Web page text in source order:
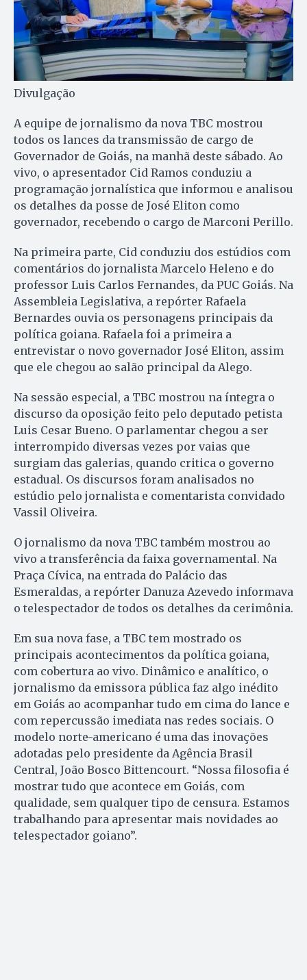
Divulgação
A equipe de jornalismo da nova TBC mostrou
todos os lances da transmissão de cargo de
Governador de Goiás, na manhã deste sábado. Ao
vivo, o apresentador Cid Ramos conduziu a
programação jornalística que informou e analisou
os detalhes da posse de José Eliton como
governador, recebendo o cargo de Marconi Perillo.
Na primeira parte, Cid conduziu dos estúdios com
comentários do jornalista Marcelo Heleno e do
professor Luis Carlos Fernandes, da PUC Goiás. Na
Assembleia Legislativa, a repórter Rafaela
Bernardes ouvia os personagens principais da
política goiana. Rafaela foi a primeira a
entrevistar o novo governador José Eliton, assim
que ele chegou ao salão principal da Alego.
Na sessão especial, a TBC mostrou na íntegra o
discurso da oposição feito pelo deputado petista
Luis Cesar Bueno. O parlamentar chegou a ser
interrompido diversas vezes por vaias que
surgiam das galerias, quando critica o governo
estadual. Os discursos foram analisados no
estúdio pelo jornalista e comentarista convidado
Vassil Oliveira.
O jornalismo da nova TBC também mostrou ao
vivo a transferência da faixa governamental. Na
Praça Cívica, na entrada do Palácio das
Esmeraldas, a repórter Danuza Azevedo informava
o telespectador de todos os detalhes da cerimônia.
Em sua nova fase, a TBC tem mostrado os
principais acontecimentos da política goiana,
com cobertura ao vivo. Dinâmico e analítico, o
jornalismo da emissora pública faz algo inédito
em Goiás ao acompanhar tudo em cima do lance e
com repercussão imediata nas redes sociais. O
modelo norte-americano é uma das inovações
adotadas pelo presidente da Agência Brasil
Central, João Bosco Bittencourt. “Nossa filosofia é
mostrar tudo que acontece em Goiás, com
qualidade, sem qualquer tipo de censura. Estamos
trabalhando para apresentar mais novidades ao
telespectador goiano”.